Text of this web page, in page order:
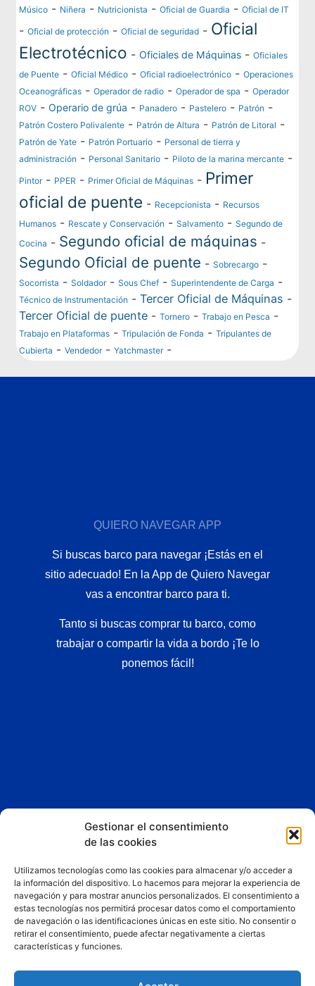
Gestionar el consentimiento
de las cookies
Utilizamos tecnologías como las cookies para almacenar y/o acceder a
la información del dispositivo. Lo hacemos para mejorar la experiencia de
navegación y para mostrar anuncios personalizados. El consentimiento a
estas tecnologías nos permitirá procesar datos como el comportamiento
de navegación o las identificaciones únicas en este sitio. No consentir o
retirar el consentimiento, puede afectar negativamente a ciertas
características y funciones.
Músico - Niñera - Nutricionista -Oficial de Guardia -Oficial de IT
-Oficial de protección -Oficial de seguridad - Oficial
Electrotécnico -Oficiales de Máquinas -Oficiales
de Puente -Oficial Médico -Oficial radioelectrónico -Operaciones
Oceanográficas -Operador de radio -Operador de spa -Operador
ROV -Operario de grúa - Panadero - Pastelero - Patrón -
Patrón Costero Polivalente - Patrón de Altura - Patrón de Litoral -
Patrón de Yate - Patrón Portuario - Personal de tierra y
administración - Personal Sanitario - Piloto de la marina mercante -
Pintor- PPER - Primer Oficial de Máquinas - Primer
oficial de puente - Recepcionista - Recursos
Humanos - Rescate y Conservación -Salvamento -Segundo de
Cocina - Segundo oficial de máquinas -
Segundo Oficial de puente -Sobrecargo -
Socorrista -Soldador-Sous Chef -Superintendente de Carga -
Técnico de Instrumentación -Tercer Oficial de Máquinas -
Tercer Oficial de puente -Tornero -Trabajo en Pesca -
Trabajo en Plataformas -Tripulación de Fonda -Tripulantes de
Cubierta -Vendedor-Yatchmaster-
QUIERO NAVEGAR APP
Si buscas barco para navegar ¡Estás en el
sitio adecuado! En la App de Quiero Navegar
vas a encontrar barco para ti.
Tanto si buscas comprar tu barco, como
trabajar o compartir la vida a bordo ¡Te lo
ponemos fácil!
Esta App y sitio web asociado son propiedad de
Liberty
Dreams LTD
Consigue un 25% de descuento fijo en los planes de
hosting y mantenimiento web de Liberty Dreams LTD
por ser usuario de nuestra web.
Puedes reclamar esta oferta con el cupón
«QUIERONAVEGAR».Pincha aquí ahora para